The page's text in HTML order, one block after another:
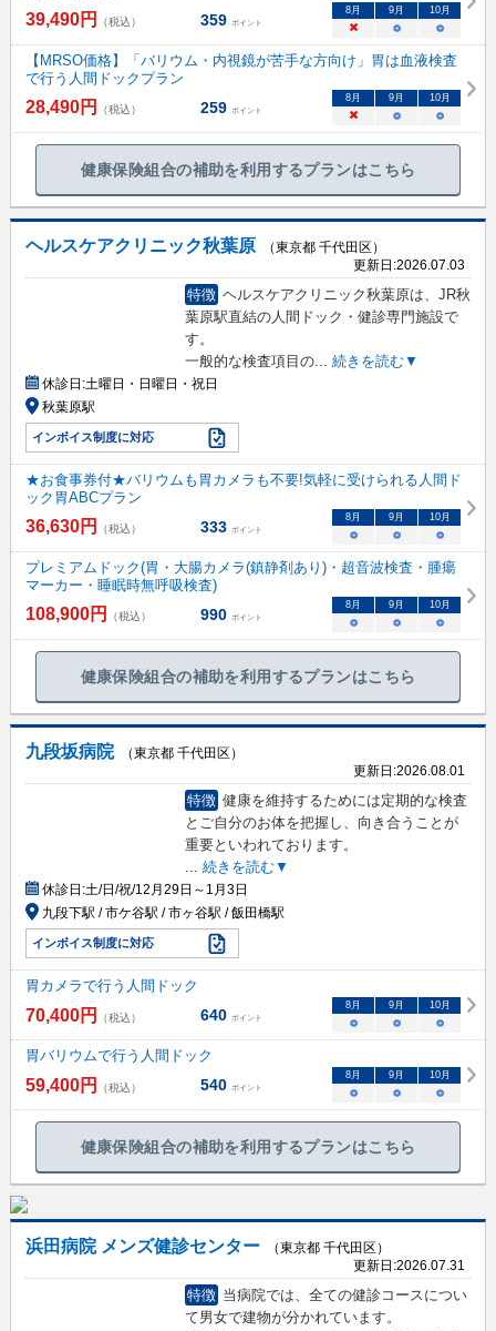
39,490円 （税込） 359 ポイント
8 月 9 月 10月
× ○ ○
【MRSO価格】「バリウム・内視鏡が苦手な方向け」胃は血液検査
で行う人間ドックプラン
28,490円 （税込） 259 ポイント
8 月 9 月 10月
× ○ ○
健康保険組合の補助を利用するプランはこちら
ヘルスケアクリニック秋葉原
（東京都 千代田区）
更新日:2026.07.03
特徴 ヘルスケアクリニック秋葉原は、JR秋
葉原駅直結の人間ドック・健診専門施設で
す。
一般的な検査項目の... 続きを読む▼
休診日:土曜日・日曜日・祝日
秋葉原駅
インボイス制度に対応
★お食事券付★バリウムも胃カメラも不要!気軽に受けられる人間ド
ック胃ABCプラン
36,630円 （税込） 333 ポイント
8 月 9 月 10月
○ ○ ○
プレミアムドック(胃・大腸カメラ(鎮静剤あり)・超音波検査・腫瘍
マーカー・睡眠時無呼吸検査)
108,900円 （税込） 990 ポイント
8 月 9 月 10月
○ ○ ○
健康保険組合の補助を利用するプランはこちら
九段坂病院
（東京都 千代田区）
更新日:2026.08.01
特徴 健康を維持するためには定期的な検査
とご自分のお体を把握し、向き合うことが
重要といわれております。
... 続きを読む▼
休診日:土/日/祝/12月29日～1月3日
九段下駅 / 市ケ谷駅 / 市ヶ谷駅 / 飯田橋駅
インボイス制度に対応
胃カメラで行う人間ドック
70,400円 （税込） 640 ポイント
8月 9月 10月
○ ○ ○
胃バリウムで行う人間ドック
59,400円 （税込） 540 ポイント
8月 9月 10月
○ ○ ○
健康保険組合の補助を利用するプランはこちら
浜田病院 メンズ健診センター
（東京都 千代田区）
更新日:2026.07.31
特徴 当病院では、全ての健診コースについ
て男女で建物が分かれています。